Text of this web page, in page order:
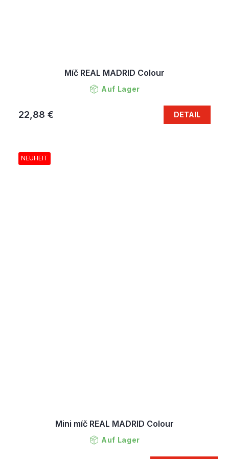
Míč REAL MADRID Colour
Auf Lager
22,88 € DETAIL
NEUHEIT
Mini míč REAL MADRID Colour
Auf Lager